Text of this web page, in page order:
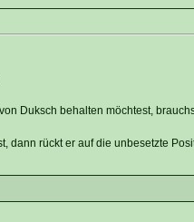
Duksch behalten möchtest,
dann rückt er auf die unbesetzte